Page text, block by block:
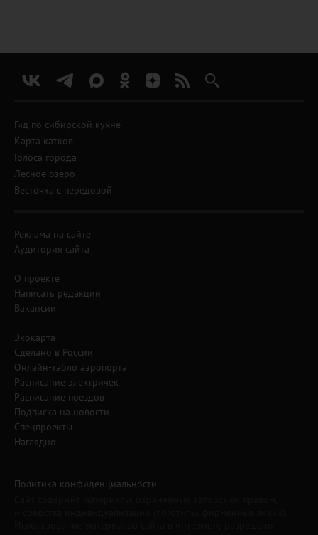
Гид по сибирской кухне
Карта катков
Голоса города
Лесное озеро
Весточка с передовой
Реклама на сайте
Аудитория сайта
О проекте
Написать редакции
Вакансии
Экокарта
Сделано в России
Онлайн-табло аэропорта
Расписание электричек
Расписание поездов
Подписка на новости
Спецпроекты
Наглядно
Политика конфиденциальности